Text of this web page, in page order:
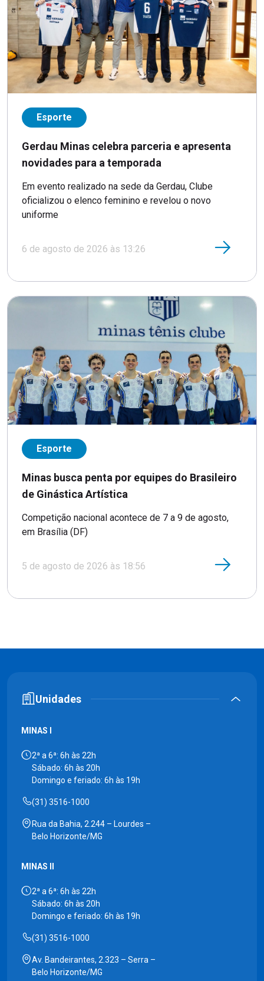
Esporte
Gerdau Minas celebra parceria e apresenta
novidades para a temporada
Em evento realizado na sede da Gerdau, Clube
oficializou o elenco feminino e revelou o novo
uniforme
6 de agosto de 2026 às 13:26
Esporte
Minas busca penta por equipes do Brasileiro
de Ginástica Artística
Competição nacional acontece de 7 a 9 de agosto,
em Brasília (DF)
5 de agosto de 2026 às 18:56
Unidades
MINAS I
2ª a 6ª: 6h às 22h
Sábado: 6h às 20h
Domingo e feriado: 6h às 19h
(31) 3516-1000
Rua da Bahia, 2.244 – Lourdes –
Belo Horizonte/MG
MINAS II
2ª a 6ª: 6h às 22h
Sábado: 6h às 20h
Domingo e feriado: 6h às 19h
(31) 3516-1000
Av. Bandeirantes, 2.323 – Serra –
Belo Horizonte/MG